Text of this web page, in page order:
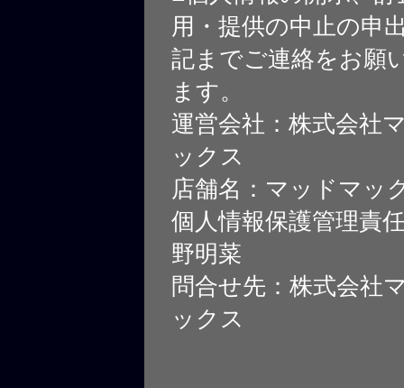
用・提供の中止の申
記までご連絡をお願
ます。
運営会社：株式会社
ックス
店舗名：マッドマッ
個人情報保護管理責
野明菜
問合せ先：株式会社
ックス